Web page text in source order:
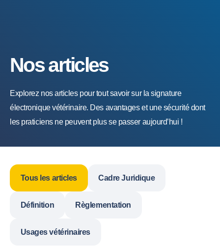
Nos articles
Explorez nos articles pour tout savoir sur la signature
électronique vétérinaire. Des avantages et une sécurité dont
les praticiens ne peuvent plus se passer aujourd’hui !
Tous les articles Cadre Juridique
Définition Règlementation
Usages vétérinaires